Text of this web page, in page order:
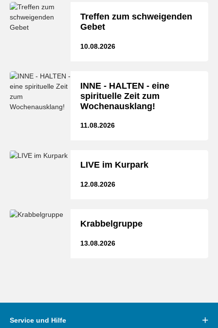
Treffen zum schweigenden
Gebet
10.08.2026
INNE - HALTEN - eine
spirituelle Zeit zum
Wochenausklang!
11.08.2026
LIVE im Kurpark
12.08.2026
Krabbelgruppe
13.08.2026
Service und Hilfe